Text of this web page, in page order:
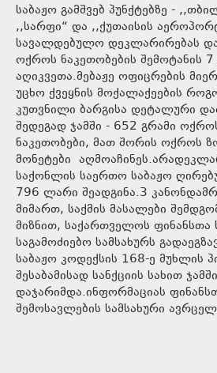
საბაჟო გამშვებ პუნქტებზე -
,,სარფი“ და ,,ქუთაისის
სავალდებულო დეკლარირებას
ოქროს ნაკეთობების შემოტანის
აღიკვეთა.მებაჟე ოფიცრების
უცხო ქვეყნის მოქალაქეების
კუთვნილი ბარგისა დეტალური
შედეგად ჯამში - 652 გრამი
ნაკეთობები, მათ შორის ოქროს
მონეტები
საქონლის საერთო საბაჟო
796 ლარი შეადგინა.3
მიმართ, საქმის მასალები
მიზნით, საქართველოს ფინანსთა
საგამოძიებო სამსახურს
საბაჟო კოდექსის 168-ე მუხლის
შესაბამისად სანქციის სახით
დაჯარიმდა.ინფორმაციას
შემოსავლების სამსახური